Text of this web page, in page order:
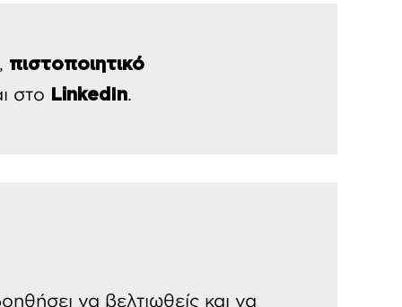
πιστοποιητικό
στο LinkedIn.
να βελτιωθείς και να